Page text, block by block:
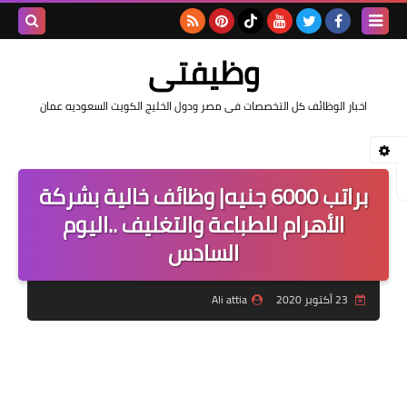
وظيفتى
اخبار الوظائف كل التخصصات فى مصر ودول الخليج الكويت السعوديه عمان
براتب 6000 جنيه| وظائف خالية بشركة
الأهرام للطباعة والتغليف ..اليوم
السادس
Ali attia